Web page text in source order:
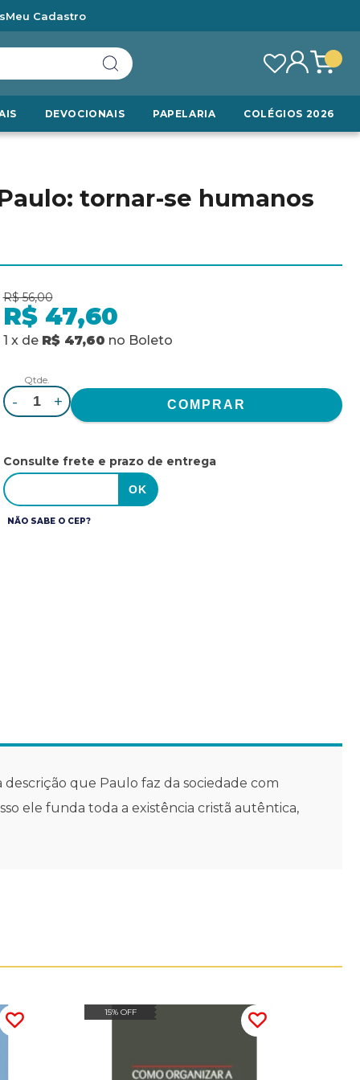
Meu Cadastro
DEVOCIONAIS PAPELARIA COLÉGIOS 2026
tornar-se humanos
R$ 56,00
R$ 47,60
1 x de R$ 47,60 no Boleto
Qtde.
- +
Consulte frete e prazo de entrega
NÃO SABE O CEP?
que Paulo faz da sociedade com
ele funda toda a existência cristã autêntica,
15% OFF